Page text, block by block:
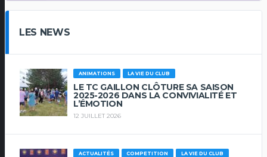
LES NEWS
ANIMATIONS LA VIE DU CLUB
LE TC GAILLON CLÔTURE SA SAISON
2025-2026 DANS LA CONVIVIALITÉ ET
L’ÉMOTION
12 JUILLET 2026
ACTUALITÉS COMPETITION LA VIE DU CLUB